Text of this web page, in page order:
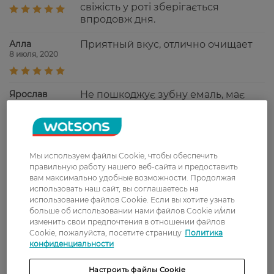
свіжість у роті зберігається
впродовж дня.
Алла
8 июля, 2020
Приятный вкус, отлично очищает
Ярослав
Не пошкоджує зубну емаль, має
довготривалу свіжість у ротовій
порожнині
Дмитро
29 февраля, 2020
Непогана паста, раніше таку не
купував, цікаво спробувати
Sergey
9 октября, 2019
Паста отличная, со своей задачей
справляется на отлично! Очищает
хорошо, чувствительность зубов
действительно уменьшилась.
Мы используем файлы Cookie, чтобы обеспечить
правильную работу нашего веб-сайта и предоставить
вам максимально удобные возможности. Продолжая
использовать наш сайт, вы соглашаетесь на
использование файлов Cookie. Если вы хотите узнать
больше об использовании нами файлов Cookie и/или
изменить свои предпочтения в отношении файлов
Cookie, пожалуйста, посетите страницу Политика
конфиденциальности
Настроить файлы Cookie